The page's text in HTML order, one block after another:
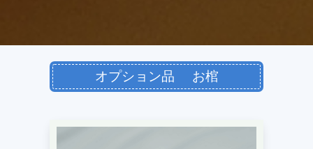
オプション品 お棺